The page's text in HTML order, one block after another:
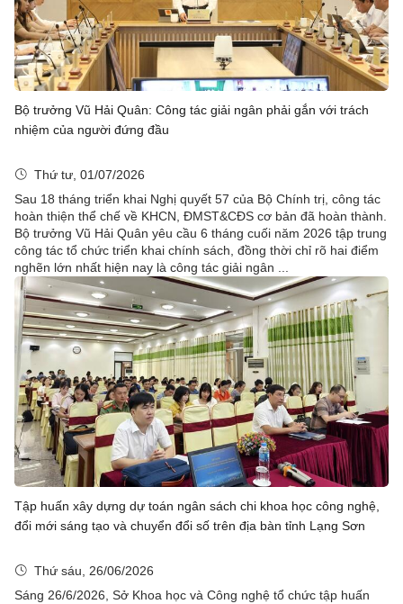
Bộ trưởng Vũ Hải Quân: Công tác giải ngân phải gắn với trách
nhiệm của người đứng đầu
Thứ tư, 01/07/2026
Sau 18 tháng triển khai Nghị quyết 57 của Bộ Chính trị, công tác
hoàn thiện thể chế về KHCN, ĐMST&CĐS cơ bản đã hoàn thành.
Bộ trưởng Vũ Hải Quân yêu cầu 6 tháng cuối năm 2026 tập trung
công tác tổ chức triển khai chính sách, đồng thời chỉ rõ hai điểm
nghẽn lớn nhất hiện nay là công tác giải ngân ...
Tập huấn xây dựng dự toán ngân sách chi khoa học công nghệ,
đổi mới sáng tạo và chuyển đổi số trên địa bàn tỉnh Lạng Sơn
Thứ sáu, 26/06/2026
Sáng 26/6/2026, Sở Khoa học và Công nghệ tổ chức tập huấn